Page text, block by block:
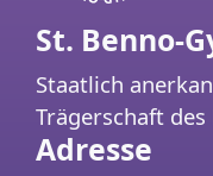
St. Benno-
Staatlich
Trägerschaft
Adresse